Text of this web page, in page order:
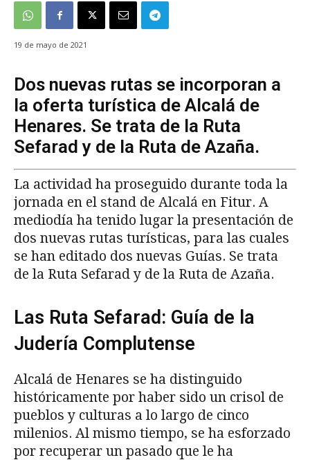
19 de mayo de 2021
Dos nuevas rutas se incorporan a
la oferta turística de Alcalá de
Henares. Se trata de la Ruta
Sefarad y de la Ruta de Azaña.
La actividad ha proseguido durante toda la
jornada en el stand de Alcalá en Fitur. A
mediodía ha tenido lugar la presentación de
dos nuevas rutas turísticas, para las cuales
se han editado dos nuevas Guías. Se trata
de la Ruta Sefarad y de la Ruta de Azaña.
Las Ruta Sefarad: Guía de la
Judería Complutense
Alcalá de Henares se ha distinguido
históricamente por haber sido un crisol de
pueblos y culturas a lo largo de cinco
milenios. Al mismo tiempo, se ha esforzado
por recuperar un pasado que le ha